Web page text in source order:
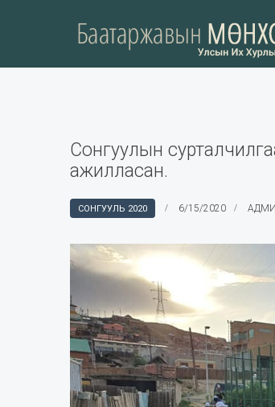
Сонгуулын
ажилласан.
СОНГУУЛЬ 2020 6/15/2020